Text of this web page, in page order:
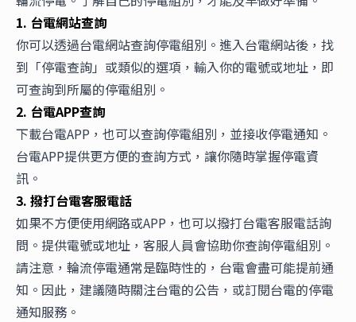
1. 台電網站查詢
你可以透過台電網站查詢停電組別。進入台電網站後，找
到「停電查詢」或類似的選項，輸入你的電號或地址，即
可查詢到所屬的停電組別。
2. 台電APP查詢
下載台電APP，也可以查詢停電組別，並接收停電通知。
台電APP提供更方便的查詢方式，讓你隨時掌握停電資
訊。
3. 撥打台電客服電話
如果不方便使用網路或APP，也可以撥打台電客服電話詢
問。提供電號或地址，客服人員會協助你查詢停電組別。
請注意，輪流停電通常是臨時性的，台電會盡可能提前通
知。因此，建議隨時關注台電的公告，或訂閱台電的停電
通知服務。